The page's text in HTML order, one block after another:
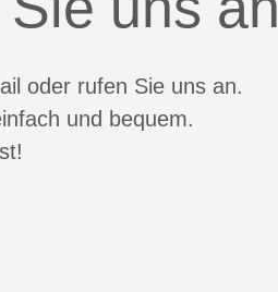
oder rufen Sie uns an.
und bequem.